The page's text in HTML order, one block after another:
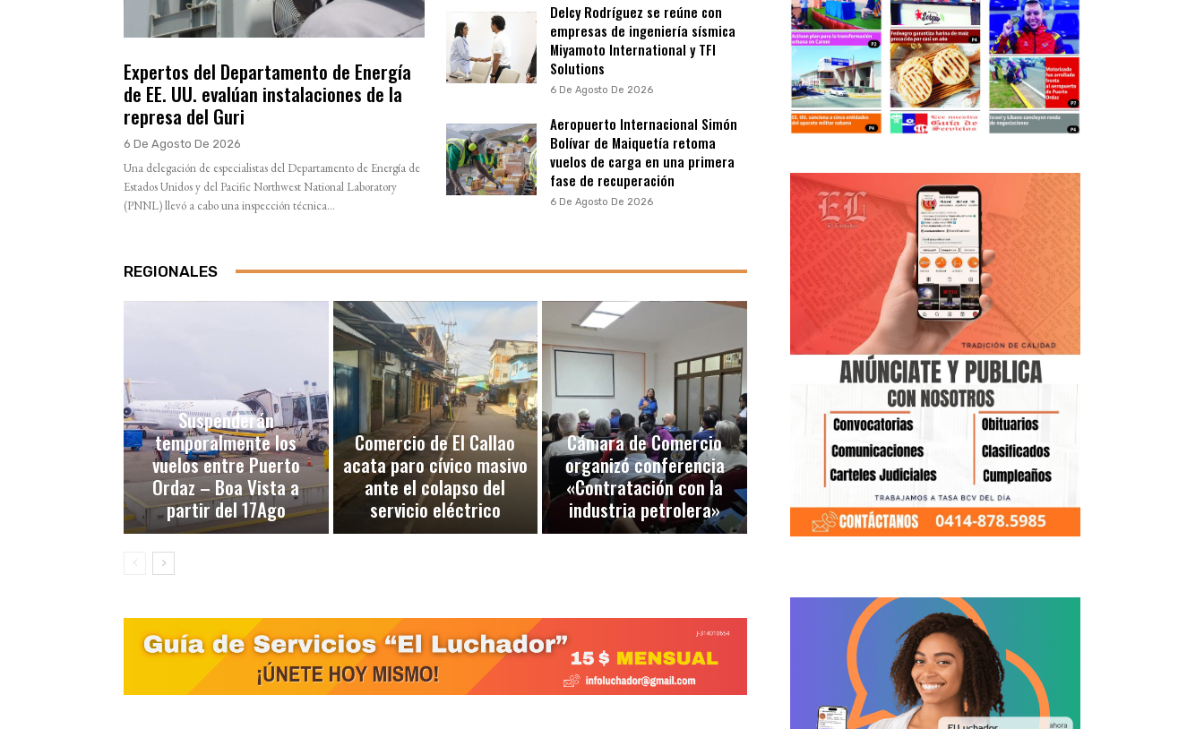
Expertos del Departamento de Energía
de EE. UU. evalúan instalaciones de la
represa del Guri
6 De Agosto De 2026
Una delegación de especialistas del Departamento de Energía de
Estados Unidos y del Pacific Northwest National Laboratory
(PNNL) llevó a cabo una inspección técnica...
Delcy Rodríguez se reúne con
empresas de ingeniería sísmica
Miyamoto International y TFI
Solutions
6 De Agosto De 2026
Aeropuerto Internacional Simón
Bolívar de Maiquetía retoma
vuelos de carga en una primera
fase de recuperación
6 De Agosto De 2026
REGIONALES
Suspenderán
temporalmente los
vuelos entre Puerto
Ordaz – Boa Vista a
partir del 17Ago
Comercio de El Callao
acata paro cívico masivo
ante el colapso del
servicio eléctrico
Cámara de Comercio
organizó conferencia
«Contratación con la
industria petrolera»